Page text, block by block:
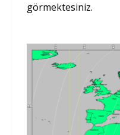
görmektesiniz.